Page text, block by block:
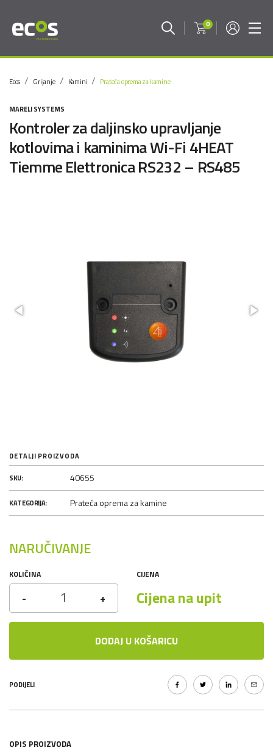
0
Ecos Grijanje Kamini Prateća oprema za kamine
MARELI SYSTEMS
Kontroler za daljinsko upravljanje
kotlovima i kaminima Wi-Fi 4HEAT
Tiemme Elettronica RS232 – RS485
DETALJI PROIZVODA
SKU: 40655
KATEGORIJA: Prateća oprema za kamine
NARUČIVANJE
KOLIČINA
- +
CIJENA
Cijena na upit
DODAJ U KOŠARICU
PODIJELI
OPIS PROIZVODA